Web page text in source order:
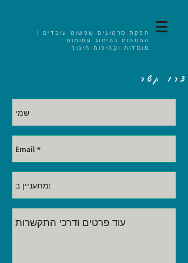
הפקת סרטונים שפשוט עובדים !
התמחות במיתוג עמותות
מוסדות וקהילות חינוך
צרו קשר